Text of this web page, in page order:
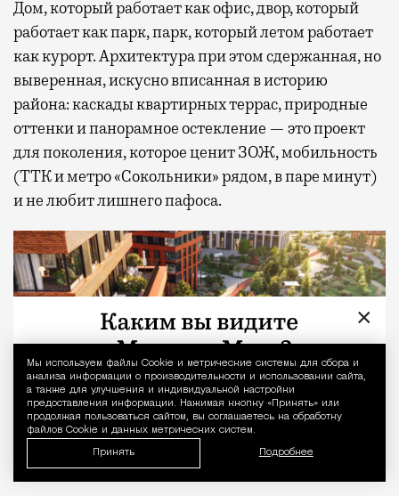
Уведомление
Мы используем файлы Сookie и метрические системы для сбора и
анализа информации о производительности и использовании сайта,
а также для улучшения и индивидуальной настройки
предоставления информации. Нажимая кнопку «Принять» или
продолжая пользоваться сайтом, вы соглашаетесь на обработку
файлов Cookie и данных метрических систем.
Принять Подробнее
Дом, который работает как офис, двор, который
работает как парк, парк, который летом работает
как курорт. Архитектура при этом сдержанная, но
выверенная, искусно вписанная в историю
района: каскады квартирных террас, природные
оттенки и панорамное остекление — это проект
для поколения, которое ценит ЗОЖ, мобильность
(ТТК и метро «Сокольники» рядом, в паре минут)
и не любит лишнего пафоса.
×